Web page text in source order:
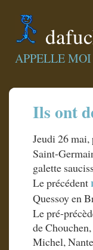
APPELLE MOI
Ils ont
Jeudi 26
Saint-
galette
Le précédent
Quessoy en
Le pré-
de
Michel,